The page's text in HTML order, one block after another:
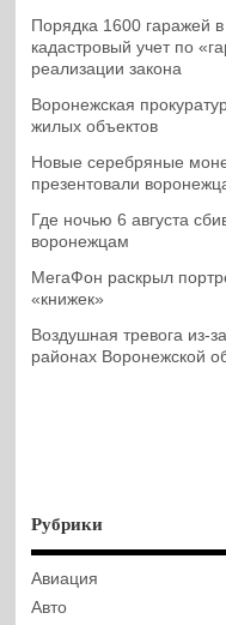
Порядка 1600 гаражей
кадастровый учет по
реализации закона
Воронежская
жилых объектов
Новые серебряные
презентовали
Где ночью 6 августа
воронежцам
МегаФон раскрыл
«книжек»
Воздушная тревога из-
районах Воронежской
Рубрики
Авиация
Авто